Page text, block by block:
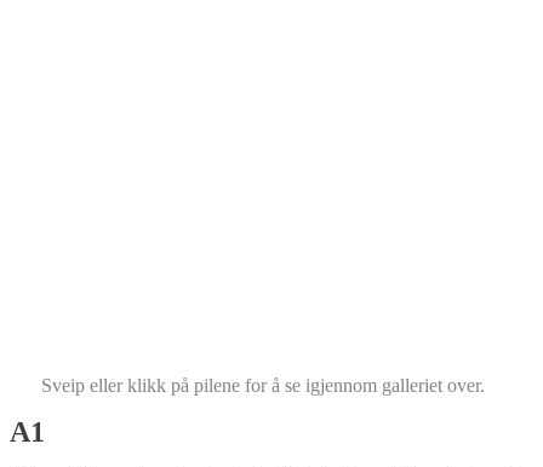
Sveip eller klikk på pilene for å se igjennom galleriet over.
A1